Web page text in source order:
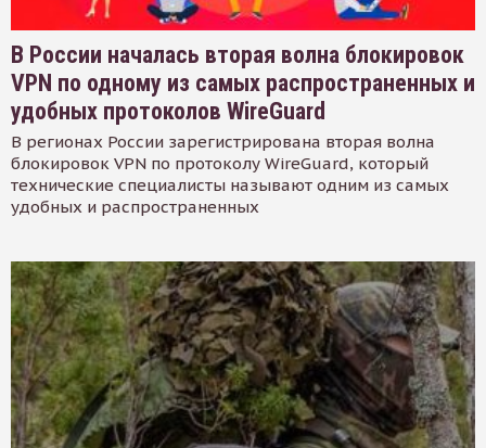
В России началась вторая волна блокировок
VPN по одному из самых распространенных и
удобных протоколов WireGuard
В регионах России зарегистрирована вторая волна
блокировок VPN по протоколу WireGuard, который
технические специалисты называют одним из самых
удобных и распространенных